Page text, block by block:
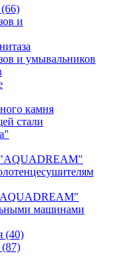
(66)
и
и умывальников
камня
стали
"AQUADREAM"
машинами
(40)
(87)